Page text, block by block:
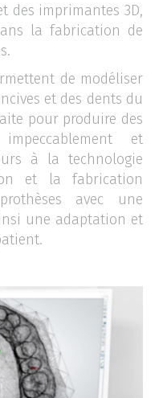
des imprimantes 3D,
la fabrication de
de modéliser
et des dents du
pour produire des
et
à la technologie
et la fabrication
avec une
une adaptation et